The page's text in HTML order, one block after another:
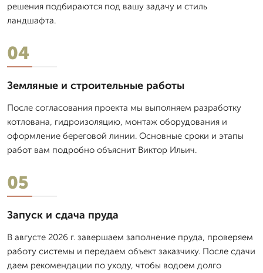
решения подбираются под вашу задачу и стиль
ландшафта.
04
Земляные и строительные работы
После согласования проекта мы выполняем разработку
котлована, гидроизоляцию, монтаж оборудования и
оформление береговой линии. Основные сроки и этапы
работ вам подробно объяснит Виктор Ильич.
05
Запуск и сдача пруда
В августе 2026 г. завершаем заполнение пруда, проверяем
работу системы и передаем объект заказчику. После сдачи
даем рекомендации по уходу, чтобы водоем долго